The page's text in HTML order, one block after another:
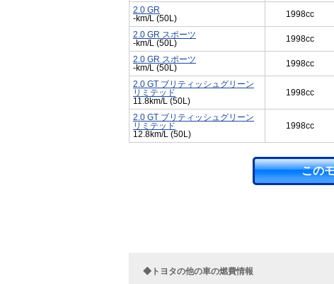
2.0 GR
-km/L (50L)
1998cc
2.0 GR スポーツ
-km/L (50L)
1998cc
2.0 GR スポーツ
-km/L (50L)
1998cc
2.0 GT ブリティッシュグリーン
リミテッド
11.8km/L (50L)
1998cc
2.0 GT ブリティッシュグリーン
リミテッド
12.8km/L (50L)
1998cc
この
◆トヨタの他の車の燃費情報